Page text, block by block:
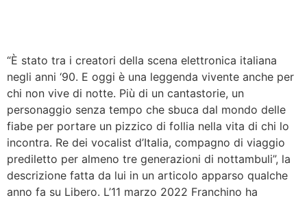
“È stato tra i creatori della scena elettronica italiana
negli anni ‘90. E oggi è una leggenda vivente anche per
chi non vive di notte. Più di un cantastorie, un
personaggio senza tempo che sbuca dal mondo delle
fiabe per portare un pizzico di follia nella vita di chi lo
incontra. Re dei vocalist d’Italia, compagno di viaggio
prediletto per almeno tre generazioni di nottambuli”, la
descrizione fatta da lui in un articolo apparso qualche
anno fa su Libero. L’11 marzo 2022 Franchino ha